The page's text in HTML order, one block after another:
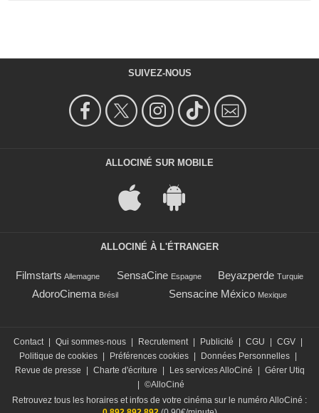
SUIVEZ-NOUS
ALLOCINÉ SUR MOBILE
ALLOCINÉ À L'ÉTRANGER
Filmstarts Allemagne SensaCine Espagne Beyazperde Turquie
AdoroCinema Brésil Sensacine México Mexique
Contact | Qui sommes-nous | Recrutement | Publicité | CGU | CGV |
Politique de cookies | Préférences cookies | Données Personnelles |
Revue de presse
| Charte d'écriture | Les services AlloCiné | Gérer Utiq
| ©AlloCiné
Retrouvez tous les horaires et infos de votre cinéma sur le numéro AlloCiné :